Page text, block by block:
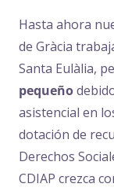
Hasta ahora
de Gràcia
Santa Eulàlia,
pequeño
asistencial en
dotación de
Derechos
CDIAP crezca